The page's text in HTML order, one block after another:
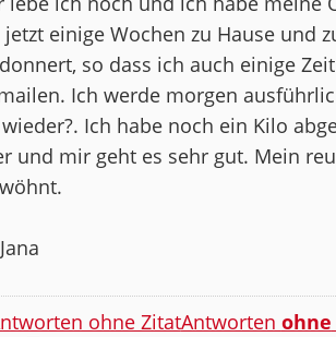
jetzt einige Wochen zu Hause und
so dass ich auch einige
Ich werde morgen
Ich habe noch ein Kilo
und mir geht es sehr gut. Mein
Antworten ohne